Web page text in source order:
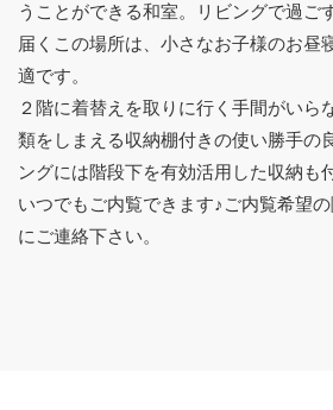
うことができる和室。リビングで過ご
届くこの場所は、小さなお子様のお昼
適です。
２階に着替えを取りに行く手間がいら
類をしまえる収納棚付きの使い勝手の
ングには階段下を有効活用した収納も
いつでもご内覧できます♪ご内覧希望
にご連絡下さい。